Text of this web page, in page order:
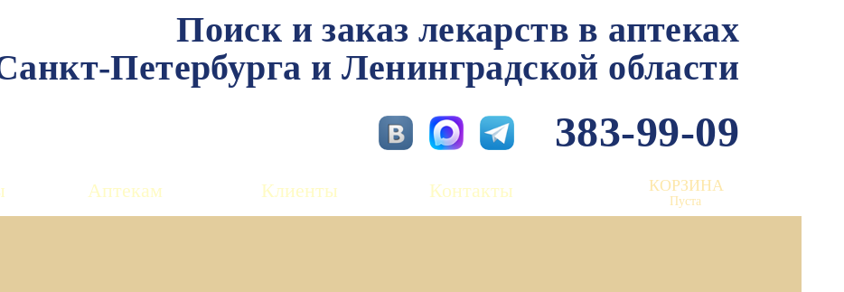
Поиск и заказ лекарств в аптеках
Петербурга и Ленинградской области
383-99-09
Аптекам Клиенты Контакты КОРЗИНА
Пуста